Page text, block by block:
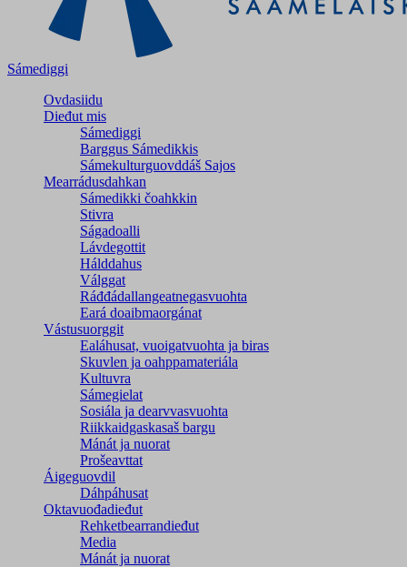
Sámediggi
Ovdasiidu
Dieđut mis
Sámediggi
Barggus Sámedikkis
Sámekulturguovddáš Sajos
Mearrádusdahkan
Sámedikki čoahkkin
Stivra
Ságadoalli
Lávdegottit
Hálddahus
Válggat
Ráđđádallangeatnegas­vuohta
Eará doaibmaorgánat
Vástusuorggit
Ealáhusat, vuoigatvuohta ja biras
Skuvlen ja oahppamateriála
Kultuvra
Sámegielat
Sosiála ja dearvvasvuohta
Riikkaidgaskasaš bargu
Mánát ja nuorat
Prošeavttat
Áigeguovdil
Dáhpáhusat
Oktavuođadieđut
Rehketbearrandieđut
Media
Mánát ja nuorat